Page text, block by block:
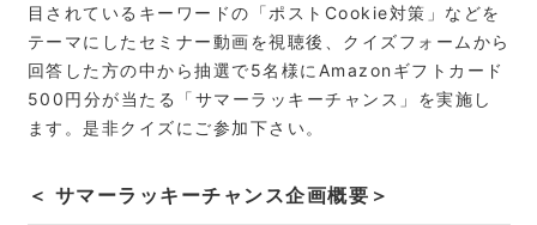
目されているキーワードの「ポストCookie対策」などを
テーマにしたセミナー動画を視聴後、クイズフォームから
回答した方の中から抽選で5名様にAmazonギフトカード
500円分が当たる「サマーラッキーチャンス」を実施し
ます。是非クイズにご参加下さい。
＜ サマーラッキーチャンス企画概要 ＞